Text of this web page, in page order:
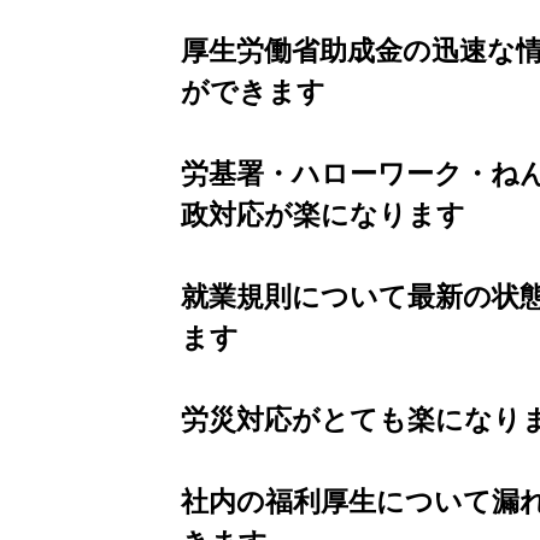
厚生労働省助成金の迅速な
ができます
労基署・ハローワーク・ね
政対応が楽になります
就業規則について最新の状
ます
労災対応がとても楽になり
社内の福利厚生について漏